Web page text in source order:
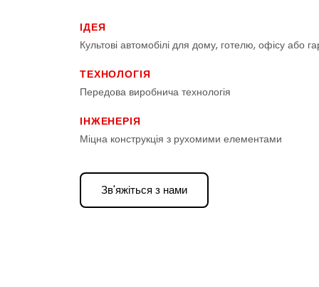
ІДЕЯ
Культові автомобілі для дому, готелю, офісу або
ТЕХНОЛОГІЯ
Передова виробнича технологія
ІНЖЕНЕРІЯ
Міцна конструкція з рухомими елементами
Зв'яжіться з нами